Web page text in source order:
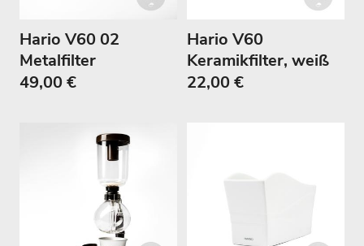
Hario V60 02
Metalfilter
49,00 €
Hario V60
Keramikfilter, weiß
22,00 €